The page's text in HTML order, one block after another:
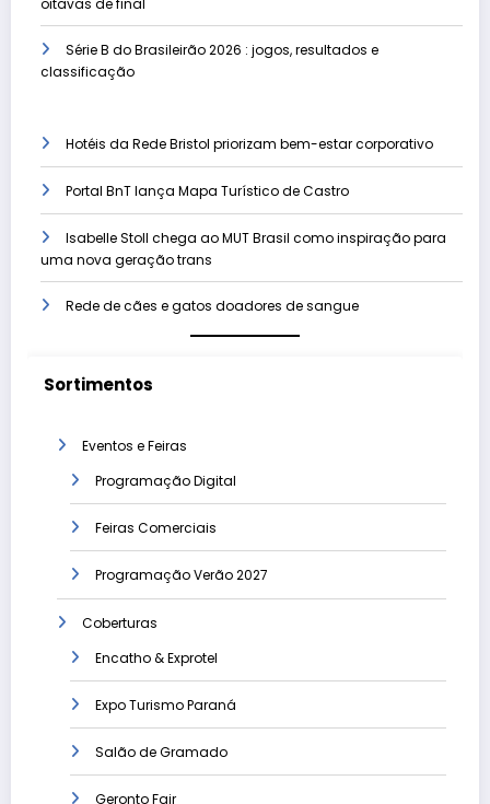
oitavas de final
Série B do Brasileirão 2026 : jogos, resultados e
classificação
Hotéis da Rede Bristol priorizam bem-estar corporativo
Portal BnT lança Mapa Turístico de Castro
Isabelle Stoll chega ao MUT Brasil como inspiração para
uma nova geração trans
Rede de cães e gatos doadores de sangue
Sortimentos
Eventos e Feiras
Programação Digital
Feiras Comerciais
Programação Verão 2027
Coberturas
Encatho & Exprotel
Expo Turismo Paraná
Salão de Gramado
Geronto Fair